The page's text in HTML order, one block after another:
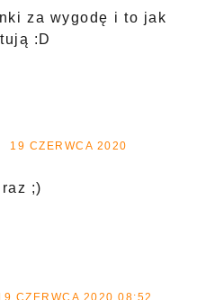
za wygodę i to jak
:D
19 CZERWCA 2020
;)